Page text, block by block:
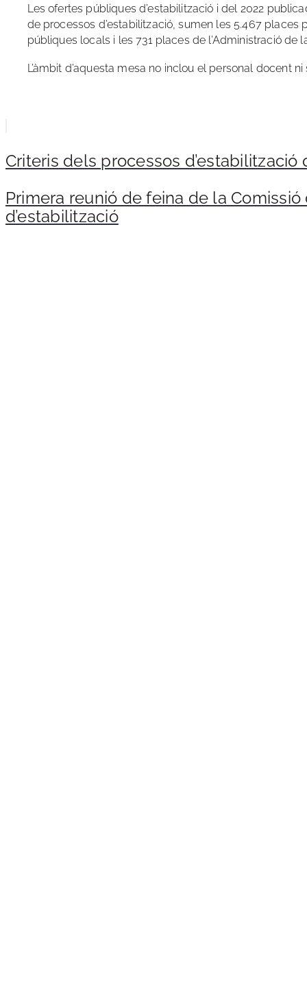
Les ofertes públiques d’estabilització i del 2022
de processos d’estabilització, sumen les 5.467
públiques locals i les 731 places de l’Administració de
L’àmbit d’aquesta mesa no inclou el personal docent ni
Criteris dels processos
Primera reunió de feina de la
d’estabilització